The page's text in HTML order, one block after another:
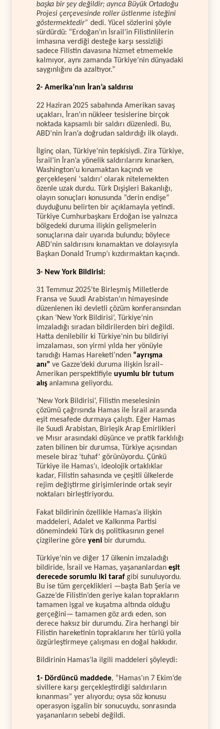
başka bir şey değildir; ayrıca Büyük Ortadoğu
Projesi çerçevesinde roller üstlenme isteğini
göstermektedir” dedi. Yücel sözlerini şöyle
sürdürdü: “Erdoğan’ın İsrail’in Filistinlilerin
imhasına verdiği desteğe karşı sessizliği
sadece Filistin davasına hizmet etmemekle
kalmıyor, aynı zamanda Türkiye’nin dünyadaki
saygınlığını da azaltıyor.”
2- Amerika’nın İran’a saldırısı
22 Haziran 2025 sabahında Amerikan savaş
uçakları, İran’ın nükleer tesislerine birçok
noktada kapsamlı bir saldırı düzenledi. Bu,
ABD’nin İran’a doğrudan saldırdığı ilk olaydı.
İlginç olan, Türkiye’nin tepkisiydi. Zira Türkiye,
İsrail’in İran’a yönelik saldırılarını kınarken,
Washington’u kınamaktan kaçındı ve
gerçekleşeni ‘saldırı’ olarak nitelemekten
özenle uzak durdu. Türk Dışişleri Bakanlığı,
olayın sonuçları konusunda “derin endişe”
duyduğunu belirten bir açıklamayla yetindi.
Türkiye Cumhurbaşkanı Erdoğan ise yalnızca
bölgedeki duruma ilişkin gelişmelerin
sonuçlarına dair uyarıda bulundu; böylece
ABD’nin saldırısını kınamaktan ve dolayısıyla
Başkan Donald Trump’ı kızdırmaktan kaçındı.
3- New York Bildirisi:
31 Temmuz 2025’te Birleşmiş Milletlerde
Fransa ve Suudi Arabistan’ın himayesinde
düzenlenen iki devletli çözüm konferansından
çıkan ‘New York Bildirisi’, Türkiye’nin
imzaladığı sıradan bildirilerden biri değildi.
Hatta denilebilir ki Türkiye’nin bu bildiriyi
imzalaması, son yirmi yılda her yönüyle
tanıdığı Hamas Hareketi’nden “ayrışma
anı” ve Gazze’deki duruma ilişkin İsrail–
Amerikan perspektifiyle uyumlu bir tutum
alış anlamına geliyordu.
‘New York Bildirisi’, Filistin meselesinin
çözümü çağrısında Hamas ile İsrail arasında
eşit mesafede durmaya çalıştı. Eğer Hamas
ile Suudi Arabistan, Birleşik Arap Emirlikleri
ve Mısır arasındaki düşünce ve pratik farklılığı
zaten bilinen bir durumsa, Türkiye açısından
mesele biraz ‘tuhaf’ görünüyordu. Çünkü
Türkiye ile Hamas’ı, ideolojik ortaklıklar
kadar, Filistin sahasında ve çeşitli ülkelerde
rejim değiştirme girişimlerinde ortak seyir
noktaları birleştiriyordu.
Fakat bildirinin özellikle Hamas’a ilişkin
maddeleri, Adalet ve Kalkınma Partisi
dönemindeki Türk dış politikasının genel
çizgilerine göre yeni bir durumdu.
Türkiye’nin ve diğer 17 ülkenin imzaladığı
bildiride, İsrail ve Hamas, yaşananlardan eşit
derecede sorumlu iki taraf gibi sunuluyordu.
Bu ise tüm gerçeklikleri —başta Batı Şeria ve
Gazze’de Filistin’den geriye kalan toprakların
tamamen işgal ve kuşatma altında olduğu
gerçeğini— tamamen göz ardı eden, son
derece haksız bir durumdu. Zira herhangi bir
Filistin hareketinin topraklarını her türlü yolla
özgürleştirmeye çalışması en doğal hakkıdır.
Bildirinin Hamas’la ilgili maddeleri şöyleydi:
1- Dördüncü maddede, “Hamas’ın 7 Ekim’de
sivillere karşı gerçekleştirdiği saldırıların
kınanması” yer alıyordu; oysa söz konusu
operasyon işgalin bir sonucuydu, sonrasında
yaşananların sebebi değildi.